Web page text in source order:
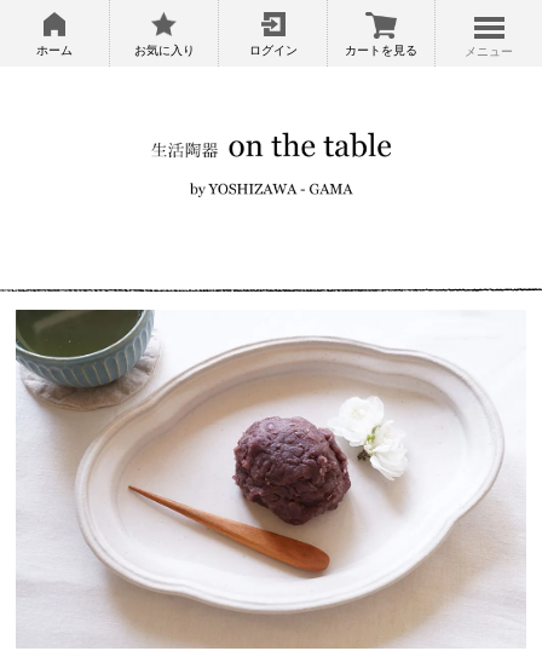
ホーム お気に入り ログイン カートを見る メニュー